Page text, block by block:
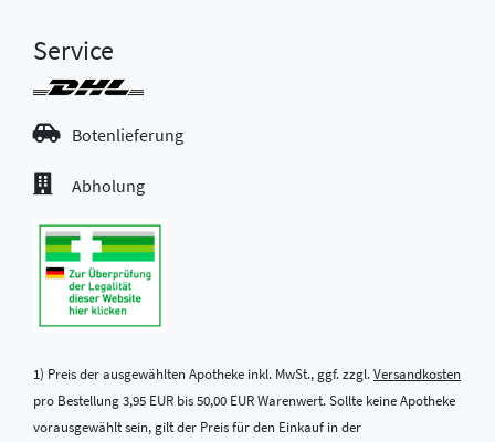
Service
Botenlieferung
Abholung
1) Preis der ausgewählten Apotheke inkl. MwSt., ggf. zzgl.Versandkosten
pro Bestellung 3,95 EUR bis 50,00 EUR Warenwert. Sollte keine Apotheke
vorausgewählt sein, gilt der Preis für den Einkauf in der